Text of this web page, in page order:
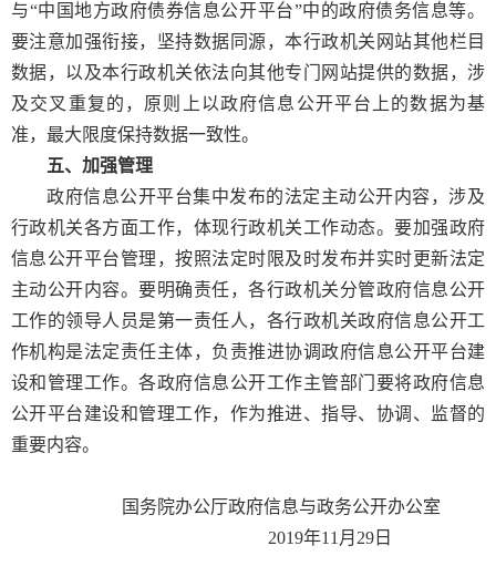
与“中国地方政府债券信息公开平台”中的政府债务信息等。
要注意加强衔接，坚持数据同源，本行政机关网站其他栏目
数据，以及本行政机关依法向其他专门网站提供的数据，涉
及交叉重复的，原则上以政府信息公开平台上的数据为基
准，最大限度保持数据一致性。
五、加强管理
政府信息公开平台集中发布的法定主动公开内容，涉及
行政机关各方面工作，体现行政机关工作动态。要加强政府
信息公开平台管理，按照法定时限及时发布并实时更新法定
主动公开内容。要明确责任，各行政机关分管政府信息公开
工作的领导人员是第一责任人，各行政机关政府信息公开工
作机构是法定责任主体，负责推进协调政府信息公开平台建
设和管理工作。各政府信息公开工作主管部门要将政府信息
公开平台建设和管理工作，作为推进、指导、协调、监督的
重要内容。
国务院办公厅政府信息与政务公开办公室
2019年11月29日